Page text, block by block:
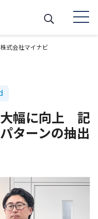
株式会社マイナビ
大幅に向上 記
ターンの抽出